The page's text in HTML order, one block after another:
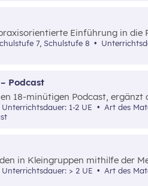
Einführung in die
Käufen fundiert über Produkte
wie das
Schulstufe 5, Schulstufe 6, Schulstufe 7, Schulstufe 8
Podcast
18-minütigen Podcast, ergänzt
Links sowie ein
Unterrichtsdauer: 1-2 UE
in Kleingruppen mithilfe der
und anschließend präsentiert.
und eine PowerPoint-
Unterrichtsdauer: > 2 UE